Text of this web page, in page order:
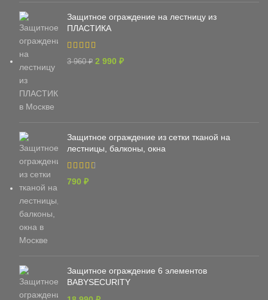
Защитное ограждение на лестницу из
ПЛАСТИКА
3 960₽ 2 990 ₽
Защитное ограждение из сетки тканой на
лестницы, балконы, окна
790 ₽
Защитное ограждение 6 элементов
BABYSECURITY